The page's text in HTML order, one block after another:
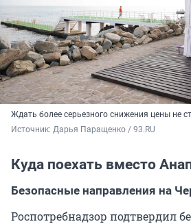
Ждать более серьезного снижения цены не
Источник: Дарья Паращенко / 93.RU
Куда поехать вместо
Безопасные направления на
Роспотребнадзор подтвердил